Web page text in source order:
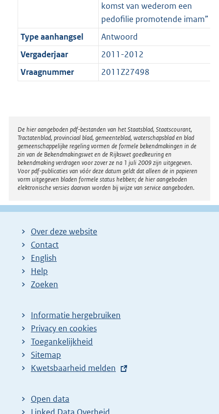
komst van wederom een
pedofilie promotende imam”
Type aanhangsel
Antwoord
Vergaderjaar
2011-2012
Vraagnummer
2011Z27498
Disclaimer
De hier aangeboden pdf-bestanden van het Staatsblad, Staatscourant,
Tractatenblad, provinciaal blad, gemeenteblad, waterschapsblad en blad
gemeenschappelijke regeling vormen de formele bekendmakingen in de
zin van de Bekendmakingswet en de Rijkswet goedkeuring en
bekendmaking verdragen voor zover ze na 1 juli 2009 zijn uitgegeven.
Voor pdf-publicaties van vóór deze datum geldt dat alleen de in papieren
vorm uitgegeven bladen formele status hebben; de hier aangeboden
elektronische versies daarvan worden bij wijze van service aangeboden.
Over deze website
Contact
English
Help
Zoeken
Informatie hergebruiken
Privacy en cookies
Toegankelijkheid
Sitemap
E
t
e
Kwetsbaarheid melden
Open data
Linked Data Overheid